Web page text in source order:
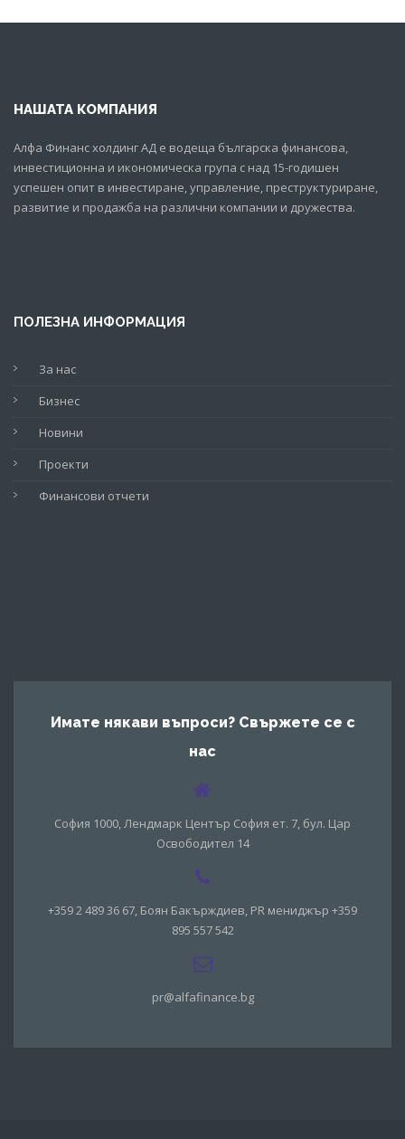
НАШАТА КОМПАНИЯ
Алфа Финанс холдинг АД е водеща българска финансова,
инвестиционна и икономическа група с над 15-годишен
успешен опит в инвестиране, управление, преструктуриране,
развитие и продажба на различни компании и дружества.
ПОЛЕЗНА ИНФОРМАЦИЯ
За нас
Бизнес
Новини
Проекти
Финансови отчети
Имате някави въпроси? Свържете се с
нас
София 1000, Лендмарк Център София ет. 7, бул. Цар
Освободител 14
+359 2 489 36 67, Боян Бакърждиев, PR мениджър +359
895 557 542
pr@alfafinance.bg